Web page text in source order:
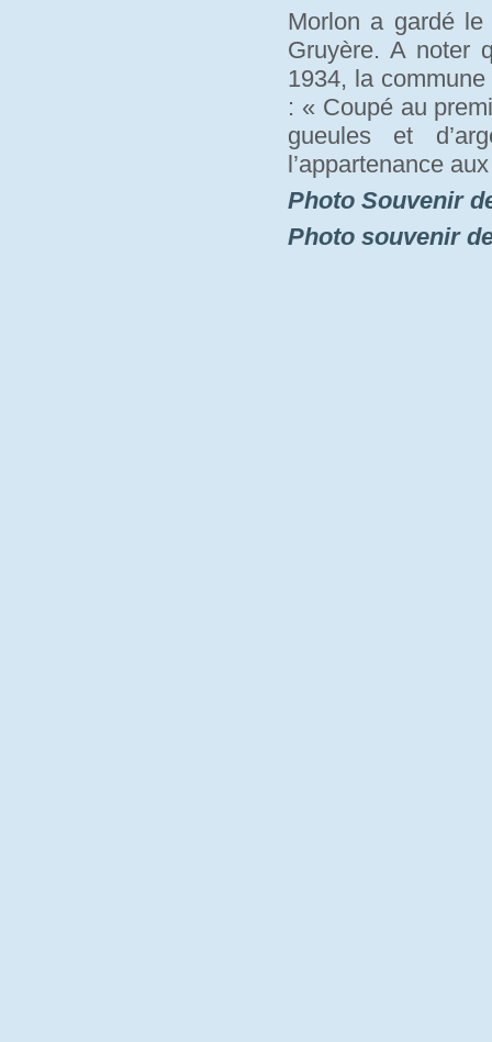
Morlon a gardé
Gruyère. A noter
1934, la
: « Coupé au
gueules et
l’appartenance
Photo Souvenir
Photo souvenir